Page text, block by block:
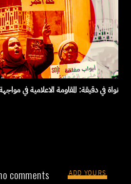
نواة في دقيقة: المقاومة الاعلامية في
comments ADD YOURS